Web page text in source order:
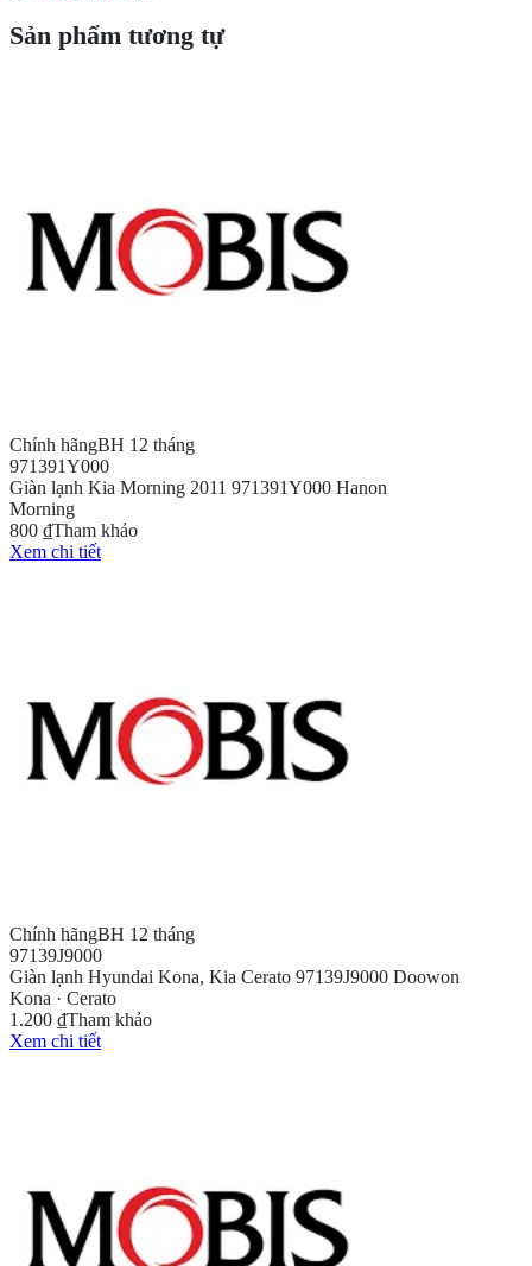
Sản phẩm tương tự
Chính hãngBH 12 tháng
971391Y000
Giàn lạnh Kia Morning 2011 971391Y000 Hanon
Morning
800 ₫Tham khảo
Xem chi tiết
Chính hãngBH 12 tháng
97139J9000
Giàn lạnh Hyundai Kona, Kia Cerato 97139J9000 Doowon
Kona · Cerato
1.200 ₫Tham khảo
Xem chi tiết